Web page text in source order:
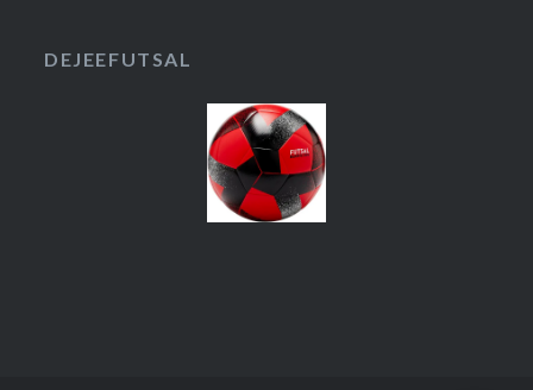
DEJEEFUTSAL